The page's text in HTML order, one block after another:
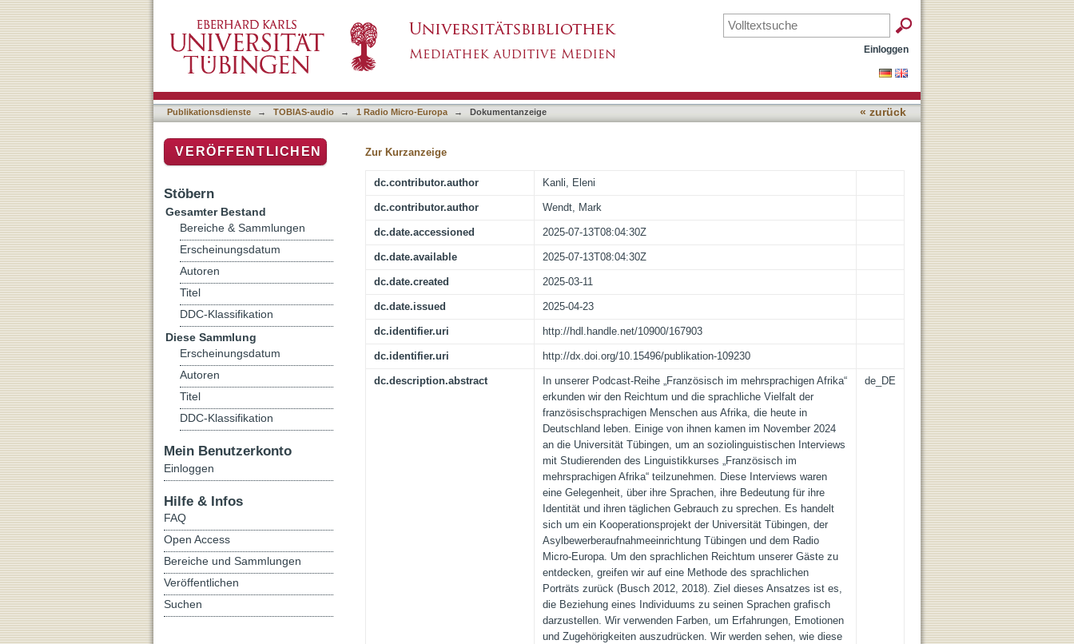
Einloggen
Publikationsdienste → TOBIAS-audio → 1 Radio Micro-Europa → Dokumentanzeige « zurück
Zur Kurzanzeige
dc.contributor.author Kanli, Eleni
dc.contributor.author Wendt, Mark
dc.date.accessioned 2025-07-13T08:04:30Z
dc.date.available 2025-07-13T08:04:30Z
dc.date.created 2025-03-11
dc.date.issued 2025-04-23
dc.identifier.uri http://hdl.handle.net/10900/167903
dc.identifier.uri http://dx.doi.org/10.15496/publikation-109230
dc.description.abstract
In unserer Podcast-Reihe „Französisch im mehrsprachigen Afrika“
erkunden wir den Reichtum und die sprachliche Vielfalt der
französischsprachigen Menschen aus Afrika, die heute in
Deutschland leben. Einige von ihnen kamen im November 2024
an die Universität Tübingen, um an soziolinguistischen Interviews
mit Studierenden des Linguistikkurses „Französisch im
mehrsprachigen Afrika“ teilzunehmen. Diese Interviews waren
eine Gelegenheit, über ihre Sprachen, ihre Bedeutung für ihre
Identität und ihren täglichen Gebrauch zu sprechen. Es handelt
sich um ein Kooperationsprojekt der Universität Tübingen, der
Asylbewerberaufnahmeeinrichtung Tübingen und dem Radio
Micro-Europa. Um den sprachlichen Reichtum unserer Gäste zu
entdecken, greifen wir auf eine Methode des sprachlichen
Porträts zurück (Busch 2012, 2018). Ziel dieses Ansatzes ist es,
die Beziehung eines Individuums zu seinen Sprachen grafisch
darzustellen. Wir verwenden Farben, um Erfahrungen, Emotionen
und Zugehörigkeiten auszudrücken. Wir werden sehen, wie diese
de_DE
VERÖFFENTLICHEN
Stöbern
Gesamter Bestand
Bereiche & Sammlungen
Erscheinungsdatum
Autoren
Titel
DDC-Klassifikation
Diese Sammlung
Erscheinungsdatum
Autoren
Titel
DDC-Klassifikation
Mein Benutzerkonto
Einloggen
Hilfe & Infos
FAQ
Open Access
Bereiche und Sammlungen
Veröffentlichen
Suchen